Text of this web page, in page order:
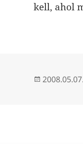
kell, ahol
Közzétéve
2008.05.07.